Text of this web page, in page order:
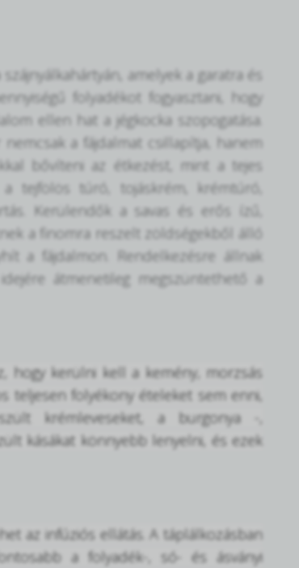
amelyek a garatra és
folyadékot fogyasztani, hogy
ellen hat a jégkocka szopogatása.
a fájdalmat csillapítja, hanem
bővíteni az étkezést, mint a tejes
tejfölös túró, tojáskrém, krémtúró,
Kerülendők a savas és erős ízű,
a finomra reszelt zöldségekből álló
a fájdalmon. Rendelkezésre állnak
átmenetileg megszüntethető a
hogy kerülni kell a kemény, morzsás
teljesen folyékony ételeket sem enni,
krémleveseket, a burgonya -,
kásákat könnyebb lenyelni, és ezek
az infúziós ellátás. A táplálkozásban
a folyadék-, só- és ásványi